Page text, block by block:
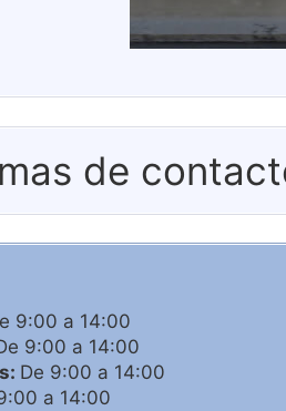
de
9:00 a 14:00
9:00 a 14:00
De 9:00 a 14:00
a 14:00